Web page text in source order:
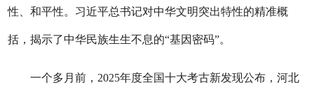
性、和平性。习近平总书记对中华文明突出特性的精准概
括，揭示了中华民族生生不息的“基因密码”。
一个多月前，2025年度全国十大考古新发现公布，河北